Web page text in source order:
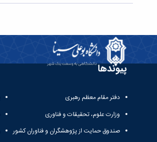
پیوندها
دفتر مقام معظم رهبری
وزارت علوم، تحقیقات و فناوری
صندوق حمایت از پژوهشگران و فناوران کشور